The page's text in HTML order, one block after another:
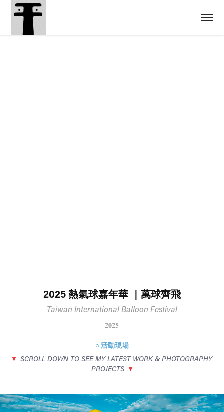
2025 熱氣球嘉年華 ｜萬球齊飛
Taiwan International Balloon Festival
2025
○ 活動現場
▼ SCROLL DOWN TO SEE MY LATEST WORK & PHOTOGRAPHY
PROJECTS ▼